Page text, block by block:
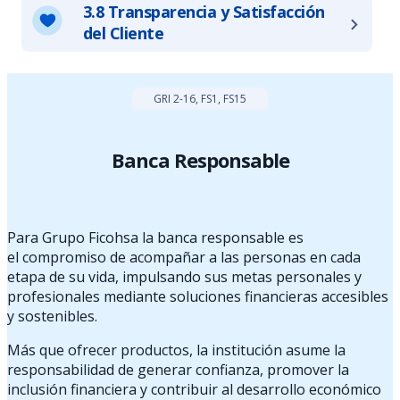
3.8 Transparencia y Satisfacción
del Cliente
GRI 2-16, FS1, FS15
Banca Responsable
Para Grupo Ficohsa la banca responsable es
el compromiso de acompañar a las personas en cada
etapa de su vida, impulsando sus metas personales y
profesionales mediante soluciones financieras accesibles
y sostenibles.
Más que ofrecer productos, la institución asume la
responsabilidad de generar confianza, promover la
inclusión financiera y contribuir al desarrollo económico